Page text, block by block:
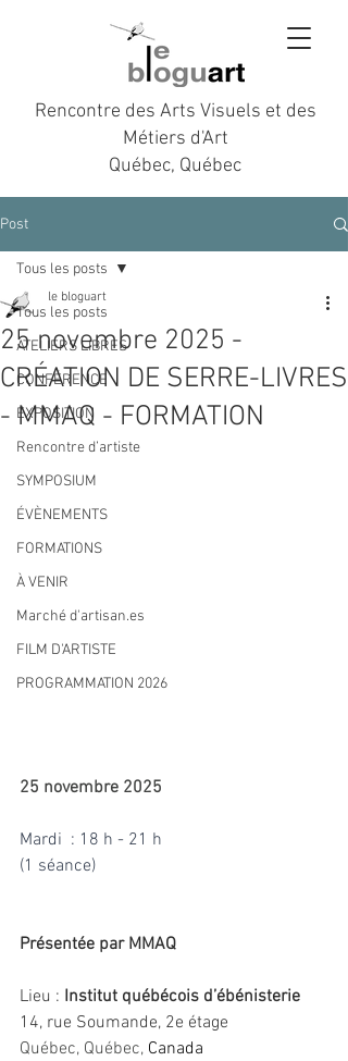
Rencontre des Arts Visuels et des
Métiers d'Art
Québec, Québec
Post
Tous les posts
ATELIERS LIBRES
CONFÉRENCE
EXPOSITION
Rencontre d’artiste
SYMPOSIUM
ÉVÈNEMENTS
FORMATIONS
À VENIR
Marché d'artisan.es
FILM D'ARTISTE
PROGRAMMATION 2026
Tous les posts
25 novembre 2025 -
CRÉATION DE SERRE-LIVRES
- MMAQ - FORMATION
le bloguart
25 novembre 2025
Mardi  : 18 h - 21 h
(1 séance)
Présentée par MMAQ
Lieu : Institut québécois d’ébénisterie
14, rue Soumande, 2e étage
Québec, Québec, Canada